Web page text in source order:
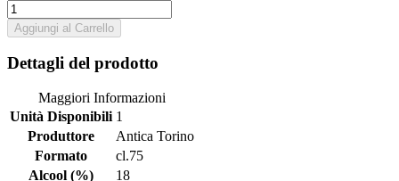
Aggiungi al Carrello
Dettagli del prodotto
Maggiori Informazioni
Unità Disponibili 1
Produttore
Antica Torino
Formato
cl.75
Alcool (%)
18